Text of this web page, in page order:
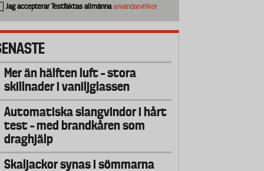
Jag accepterar Testfaktas allmännaanvändarvillkor
Mer än hälften luft – stora
skillnader i vaniljglassen
Automatiska slangvindor i hårt
test – med brandkåren som
draghjälp
Skaljackor synas i sömmarna